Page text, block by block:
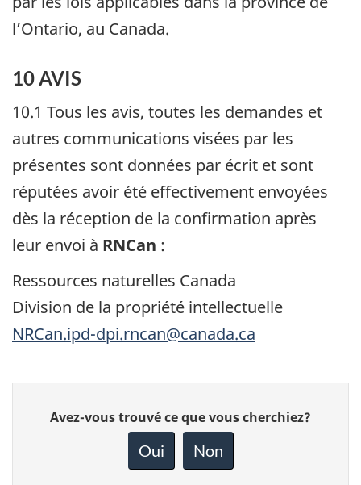
l’Ontario, au Canada.
10 AVIS
10.1 Tous les avis, toutes les demandes et
autres communications visées par les
présentes sont données par écrit et sont
réputées avoir été effectivement envoyées
dès la réception de la confirmation après
leur envoi à RNCan :
Ressources naturelles Canada
Division de la propriété intellectuelle
NRCan.ipd-dpi.rncan@canada.ca
Donnez
votre
Avez-vous trouvé ce que vous cherchiez?
Oui Non